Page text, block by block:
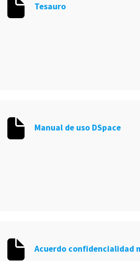
Tesauro
Manual de uso DSpace
Acuerdo confidencialidad